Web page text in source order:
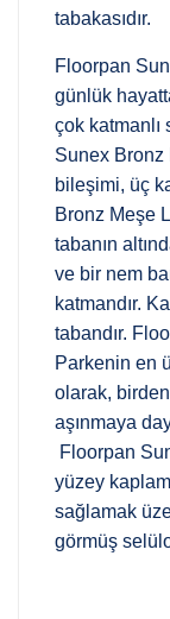
tabakasıdır.
Floorpan
günlük
çok katmanlı
Sunex Bronz
bileşimi, üç
Bronz Meşe
tabanın
ve bir nem
katmandır.
tabandır.
Parkenin en
olarak,
aşınmaya
Floorpan
yüzey
sağlamak
görmüş